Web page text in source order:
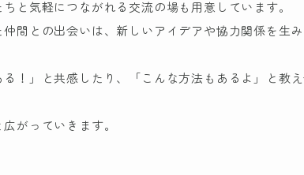
と気軽につながれる交流の場も用意しています。
間との出会いは、新しいアイデアや協力関係を生
！」と共感したり、「こんな方法もあるよ」と教
がっていきます。